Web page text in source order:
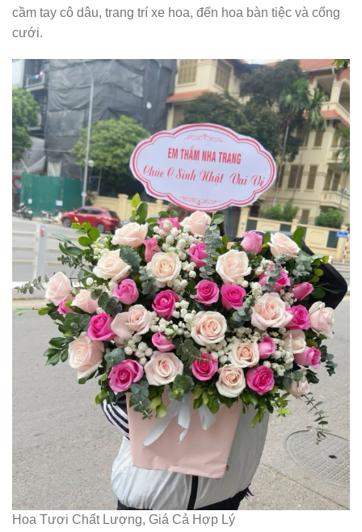
cầm tay cô dâu, trang trí xe hoa, đến hoa bàn tiệc và cổng
cưới.
Hoa Tươi Chất Lượng, Giá Cả Hợp Lý